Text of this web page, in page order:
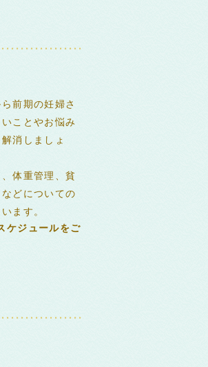
前期の妊婦さ
ことやお悩み
消しましょ
体重管理、貧
どについての
ます。
ジュールをご